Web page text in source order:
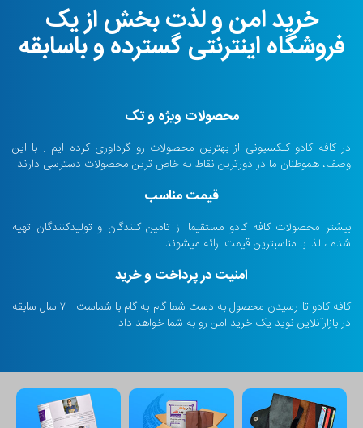
خرید امن و لذت بخش از یک
فروشگاه اینترنتی گسترده و باسابقه
محصولات ویژه و تک
در کافه کادو کلکسیونی از بهترین محصولات رو گردآوری کرده ایم . با این
وصف، هموطنان ما در دورترین نقاط به خاص ترین محصولات دسترسی دارند
قیمت مناسب
بیشتر محصولات کافه کادو مستقیما از تامین کنندگان و تولیدکنندگان تهیه
شده ، لذا با مناسبترین قیمت ارائه میشوند
امنیت در پرداخت و خرید
کافه کادو تا رسیدن محصول به دست شما گام به گام با شماست . ۷ سال سابقه
در بازارآنلاین نوید یک خرید امن رو به شما خواهد داد